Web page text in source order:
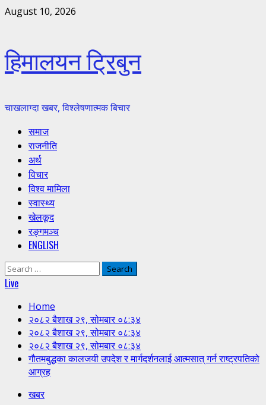
Skip
August 10, 2026
हिमालयन ट्रिबुन
चाखलाग्दा खबर, विश्लेषणात्मक बिचार
Primary
Menu
समाज
राजनीति
अर्थ
विचार
विश्व मामिला
स्वास्थ्य
खेलकूद
रङ्गमञ्च
ENGLISH
Search
for:
Live
Home
२०८२ बैशाख २९, सोमबार ०८:३४
२०८२ बैशाख २९, सोमबार ०८:३४
२०८२ बैशाख २९, सोमबार ०८:३४
गौतमबुद्धका कालजयी उपदेश र मार्गदर्शनलाई आत्मसात् गर्न राष्ट्रपतिको
आग्रह
खबर